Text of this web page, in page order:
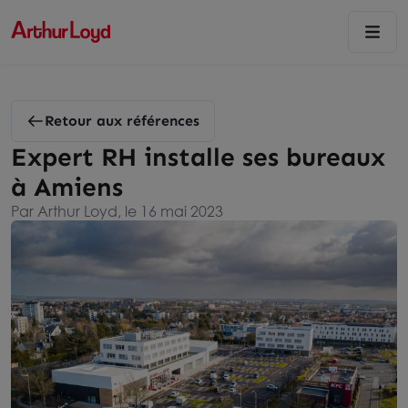
Retour aux références
Expert RH installe ses bureaux
à Amiens
Par Arthur Loyd, le 16 mai 2023